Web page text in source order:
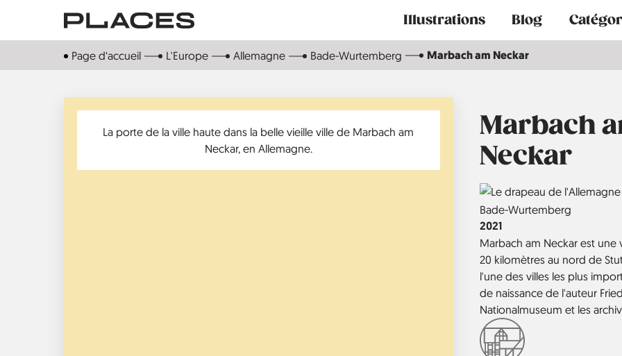
contenu
Main
navigation
Illustrations Blog
Page d‘accueil L'Europe Allemagne Bade-Wurtemberg Marbach am Neckar
Marbach
Neckar
Country
Région
Bade-Wurtemberg
Année
2021
Marbach am Neckar est
20 kilomètres au nord de
l'une des villes les plus
de naissance de l'auteur
Nationalmuseum et les